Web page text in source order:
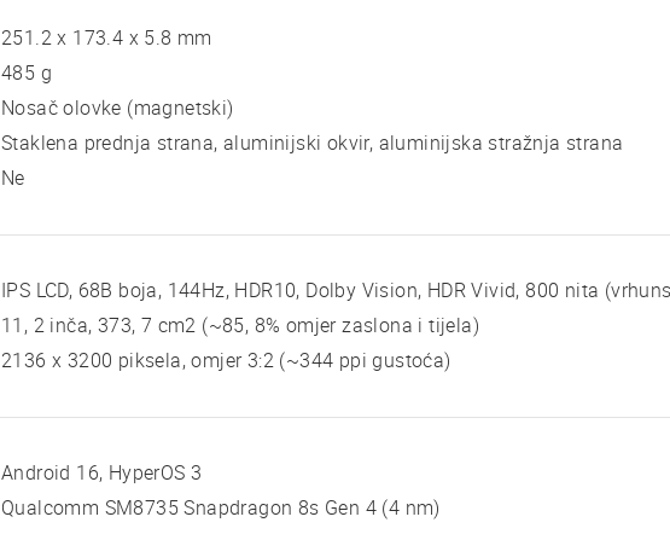
251.2 x 173.4 x 5.8 mm
485 g
Nosač olovke (magnetski)
Staklena prednja strana, aluminijski okvir, aluminijska stražnja strana
Ne
IPS LCD, 68B boja, 144Hz, HDR10, Dolby Vision, HDR Vivid, 800 nita
11, 2 inča, 373, 7 cm2 (~85, 8% omjer zaslona i tijela)
2136 x 3200 piksela, omjer 3:2 (~344 ppi gustoća)
Android 16, HyperOS 3
Qualcomm SM8735 Snapdragon 8s Gen 4 (4 nm)